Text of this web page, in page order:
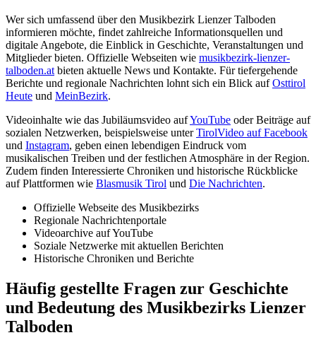
Wer sich umfassend über den Musikbezirk Lienzer Talboden
informieren möchte, findet zahlreiche Informationsquellen und
digitale Angebote, die Einblick in Geschichte, Veranstaltungen und
Mitglieder bieten. Offizielle Webseiten wie musikbezirk-lienzer-
talboden.at bieten aktuelle News und Kontakte. Für tiefergehende
Berichte und regionale Nachrichten lohnt sich ein Blick aufOsttirol
Heute und MeinBezirk.
Videoinhalte wie das Jubiläumsvideo aufYouTube oder Beiträge auf
sozialen Netzwerken, beispielsweise unterTirolVideo auf Facebook
und Instagram, geben einen lebendigen Eindruck vom
musikalischen Treiben und der festlichen Atmosphäre in der Region.
Zudem finden Interessierte Chroniken und historische Rückblicke
auf Plattformen wie Blasmusik Tirol und Die Nachrichten.
Offizielle Webseite des Musikbezirks
Regionale Nachrichtenportale
Videoarchive auf YouTube
Soziale Netzwerke mit aktuellen Berichten
Historische Chroniken und Berichte
Häufig gestellte Fragen zur Geschichte
und Bedeutung des Musikbezirks Lienzer
Talboden